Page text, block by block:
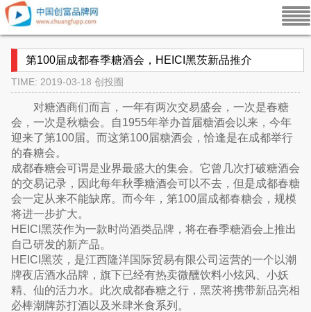
第100届成都春季糖酒会，HEICI黑茨新品推介
TIME: 2019-03-18 创投圈
对糖酒商们而言，一年有两次交易盛会，一次是春糖
会，一次是秋糖会。自1955年举办首届糖酒会以来，今年
迎来了第100届。而这第100届糖酒会，恰逢是在成都举行
的春糖会。
成都春糖会可谓是业界最盛大的集会。它曾几次打破糖酒会
的交易记录，因此每年秋季糖酒会可以不去，但是成都春糖
会一定从来不能缺席。而今年，第100届成都春糖会，规模
将进一步扩大。
HEICI黑茨作为一款时尚酒类品牌，将在春季糖酒会上推出
自己研发的新产品。
HEICI黑茨，是江西隆洋国际贸易有限公司运营的一个以潮
牌夜店酒水品牌，旗下已经有热卖微醺饮料小炫风、小妖
精、仙的活力水。此次成都春糖之行，黑茨将携带新品亮相
必棒潮牌苏打酒以及米肆米食系列。